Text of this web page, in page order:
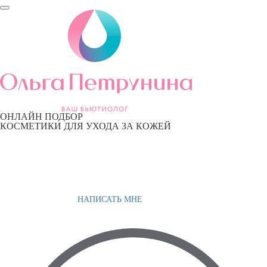
ОНЛАЙН ПОДБОР
КОСМЕТИКИ ДЛЯ УХОДА ЗА КОЖЕЙ
НАПИСАТЬ МНЕ